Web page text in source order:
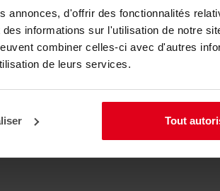
annonces, d'offrir des fonctionnalités
informations sur l'utilisation de notre
combiner celles-ci avec d'autres
de leurs services.
Tout